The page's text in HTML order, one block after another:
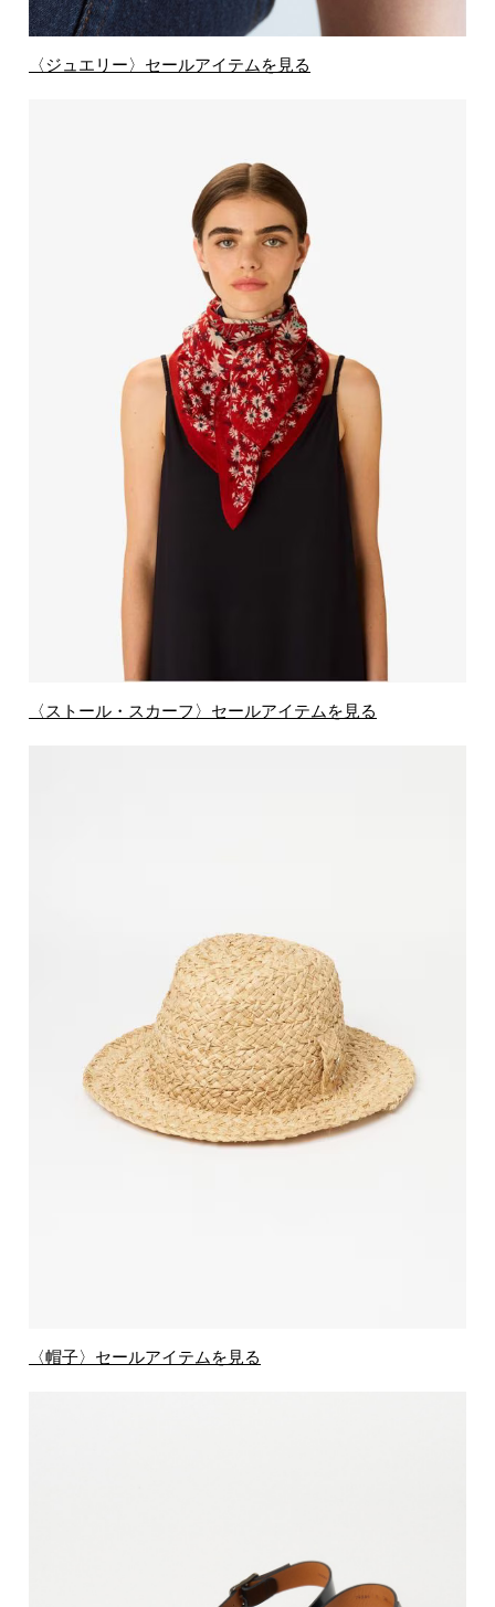
〈ジュエリー〉セールアイテムを見る
〈ストール・スカーフ〉セールアイテムを見る
〈帽子〉セールアイテムを見る